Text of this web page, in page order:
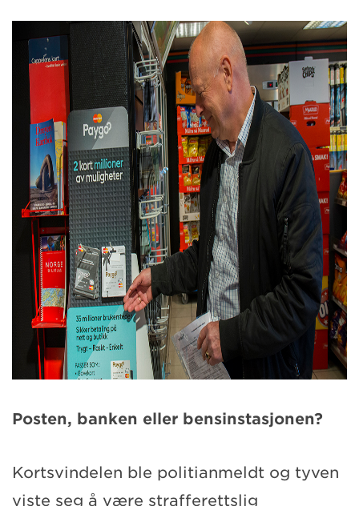
Posten, banken eller bensinstasjonen?
Kortsvindelen ble politianmeldt og tyven
viste seg å være strafferettslig